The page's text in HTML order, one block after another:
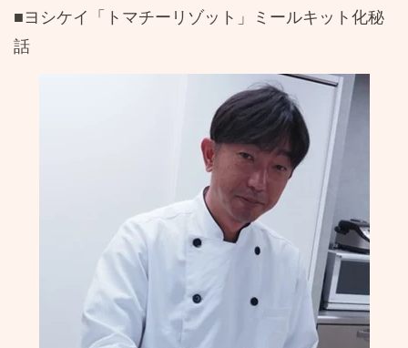
■ヨシケイ「トマチーリゾット」ミールキット化秘
話